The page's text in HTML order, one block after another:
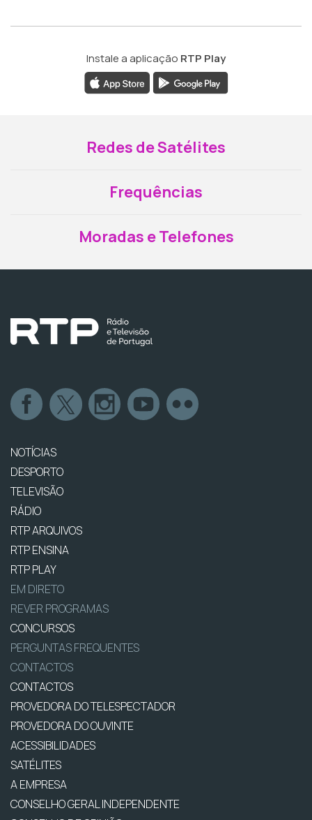
Instale a aplicação RTP Play
Redes de Satélites
Frequências
Moradas e Telefones
NOTÍCIAS
DESPORTO
TELEVISÃO
RÁDIO
RTP ARQUIVOS
RTP ENSINA
RTP PLAY
EM DIRETO
REVER PROGRAMAS
CONCURSOS
PERGUNTAS FREQUENTES
CONTACTOS
CONTACTOS
PROVEDORA DO TELESPECTADOR
PROVEDORA DO OUVINTE
ACESSIBILIDADES
SATÉLITES
A EMPRESA
CONSELHO GERAL INDEPENDENTE